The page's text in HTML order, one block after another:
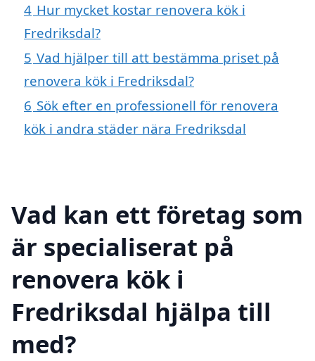
4 Hur mycket kostar renovera kök i
Fredriksdal?
5 Vad hjälper till att bestämma priset på
renovera kök i Fredriksdal?
6 Sök efter en professionell för renovera
kök i andra städer nära Fredriksdal
Vad kan ett företag som
är specialiserat på
renovera kök i
Fredriksdal hjälpa till
med?